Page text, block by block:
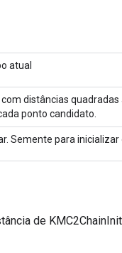
atual
distâncias
ponto candidato.
Semente para
de